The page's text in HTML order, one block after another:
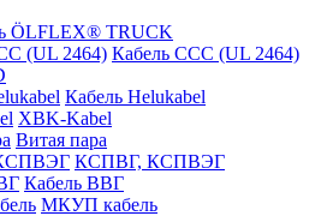
ÖLFLEX® TRUCK
Кабель CCC (UL 2464)
Кабель Helukabel
XBK-Kabel
Витая пара
КСПВГ, КСПВЭГ
Кабель ВВГ
МКУП кабель